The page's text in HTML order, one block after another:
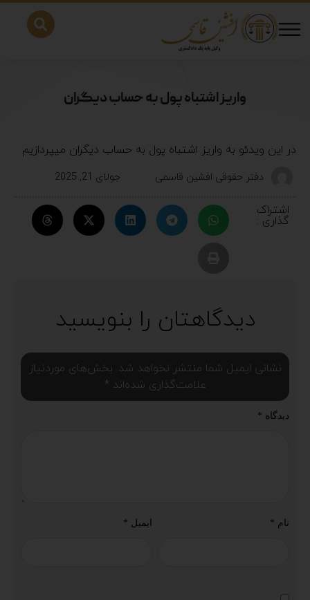
واریز اشتباه پول به حساب دیگران
در این ویدئو به واریز اشتباه پول به حساب دیگران میپردازیم
دفتر حقوقی افشین قاسمی جولای 21, 2025
اشتراک
گذاری :
دیدگاهتان را بنویسید
نشانی ایمیل شما منتشر نخواهد شد. بخش‌های موردنیاز
علامت‌گذاری شده‌اند *
دیدگاه *
نام * ایمیل *